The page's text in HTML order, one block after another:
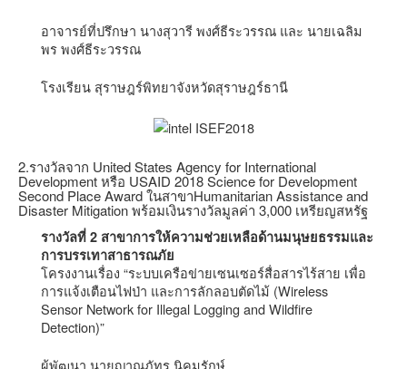
อาจารย์ที่ปรึกษา นางสุวารี พงศ์ธีระวรรณ และ นายเฉลิม
พร พงศ์ธีระวรรณ
โรงเรียน สุราษฎร์พิทยาจังหวัดสุราษฎร์ธานี
2.รางวัลจาก United States Agency for International
Development หรือ USAID 2018 Science for Development
Second Place Award ในสาขาHumanitarian Assistance and
Disaster Mitigation พร้อมเงินรางวัลมูลค่า 3,000 เหรียญสหรัฐ
รางวัลที่ 2 สาขาการให้ความช่วยเหลือด้านมนุษยธรรมและ
การบรรเทาสาธารณภัย
โครงงานเรื่อง “ระบบเครือข่ายเซนเซอร์สื่อสารไร้สาย เพื่อ
การแจ้งเตือนไฟป่า และการลักลอบตัดไม้ (Wireless
Sensor Network for Illegal Logging and Wildfire
Detection)”
ผู้พัฒนา นายญาณภัทร นิคมรักษ์